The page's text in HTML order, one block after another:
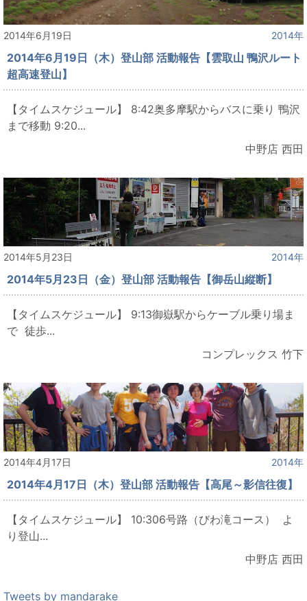
2014年6月19日 2014年
2014年6月19日（木）登山部 活動報告【雲取山 鴨沢ルート
超高速登山】
【タイムスケジュール】 8:42奥多摩駅からバスに乗り 鴨沢
まで移動 9:20...
中野店 西田
2014年5月23日 2014年
2014年5月23日（金）登山部 活動報告【御岳山縦断】
【タイムスケジュール】 9:13御嶽駅からケーブル乗り場ま
で 徒歩...
コンプレックス 竹下
2014年4月17日 2014年
2014年4月17日（木）登山部 活動報告【高尾～影信往復】
【タイムスケジュール】 10:306号路（びわ滝コース） よ
り登山...
中野店 西田
Tweets by mandarake